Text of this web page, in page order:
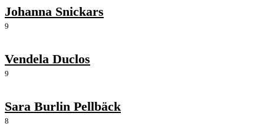
Johanna Snickars
9
Vendela Duclos
9
Sara Burlin Pellbäck
8